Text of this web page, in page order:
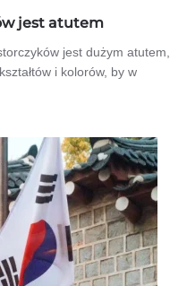
jest atutem
jest dużym atutem,
i kolorów, by w